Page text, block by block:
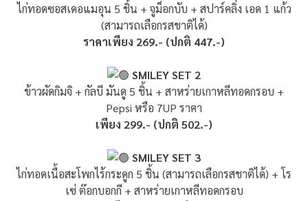
ไก่ทอดซอสเดอแมอุน 5 ชิ้น + จูม็อกบับ + สปาร์คลิ่ง เอด 1 แก้ว
(สามารถเลือกรสชาติได้)
ราคาเพียง 269.- (ปกติ 447.-)
SMILEY SET 2
ข้าวผัดกิมจิ + กัลบี มันดู 5 ชิ้น + สาหร่ายเกาหลีทอดกรอบ +
Pepsi หรือ 7UP ราคา
เพียง 299.- (ปกติ 502.-)
SMILEY SET 3
ไก่ทอดเนื้อสะโพกไร้กระดูก 5 ชิ้น (สามารถเลือกรสชาติได้) + โร
เซ่ ต๊อกบอกกี + สาหร่ายเกาหลีทอดกรอบ